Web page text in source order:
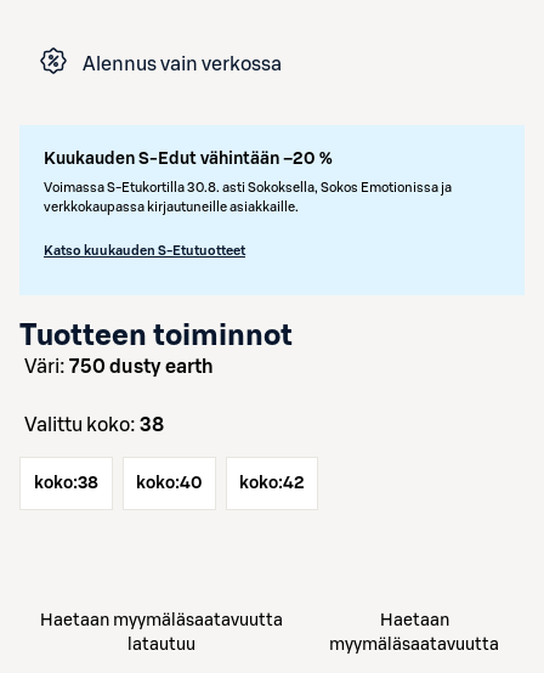
Alennus vain verkossa
Kuukauden S-Edut vähintään –20 %
Voimassa S-Etukortilla 30.8. asti Sokoksella, Sokos Emotionissa ja
verkkokaupassa kirjautuneille asiakkaille.
Katso kuukauden S-Etutuotteet
Tuotteen toiminnot
väri: 750 dusty earth
Valittu koko: 38
koko:38 koko:40 koko:42
Haetaan myymäläsaatavuutta
latautuu
Haetaan
myymäläsaatavuutta